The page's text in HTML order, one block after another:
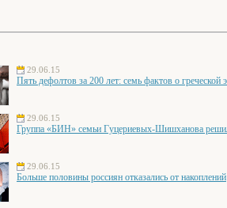
29.06.15
Пять дефолтов за 200 лет: семь фактов о греческой
29.06.15
Группа «БИН» семьи Гуцериевых-Шишханова
29.06.15
Больше половины россиян отказались от накоплений